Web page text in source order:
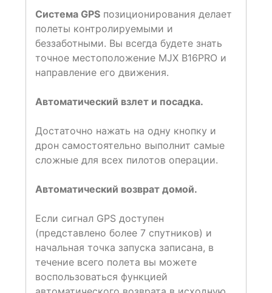
Система GPS позиционирования делает
полеты контролируемыми и
беззаботными. Вы всегда будете знать
точное местоположение MJX B16PRO и
направление его движения.
Автоматический взлет и посадка.
Достаточно нажать на одну кнопку и
дрон самостоятельно выполнит самые
сложные для всех пилотов операции.
Автоматический возврат домой.
Если сигнал GPS доступен
(представлено более 7 спутников) и
начальная точка запуска записана, в
течение всего полета вы можете
воспользоваться функцией